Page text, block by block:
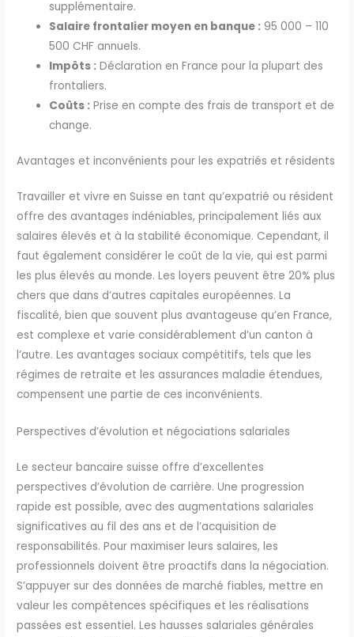
supplémentaire.
Salaire frontalier moyen en banque : 95 000 – 110
500 CHF annuels.
Impôts : Déclaration en France pour la plupart des
frontaliers.
Coûts : Prise en compte des frais de transport et de
change.
Avantages et inconvénients pour les expatriés et résidents
Travailler et vivre en Suisse en tant qu’expatrié ou résident
offre des avantages indéniables, principalement liés aux
salaires élevés et à la stabilité économique. Cependant, il
faut également considérer le coût de la vie, qui est parmi
les plus élevés au monde. Les loyers peuvent être 20% plus
chers que dans d’autres capitales européennes. La
fiscalité, bien que souvent plus avantageuse qu’en France,
est complexe et varie considérablement d’un canton à
l’autre. Les avantages sociaux compétitifs, tels que les
régimes de retraite et les assurances maladie étendues,
compensent une partie de ces inconvénients.
Perspectives d’évolution et négociations salariales
Le secteur bancaire suisse offre d’excellentes
perspectives d’évolution de carrière. Une progression
rapide est possible, avec des augmentations salariales
significatives au fil des ans et de l’acquisition de
responsabilités. Pour maximiser leurs salaires, les
professionnels doivent être proactifs dans la négociation.
S’appuyer sur des données de marché fiables, mettre en
valeur les compétences spécifiques et les réalisations
passées est essentiel. Les hausses salariales générales